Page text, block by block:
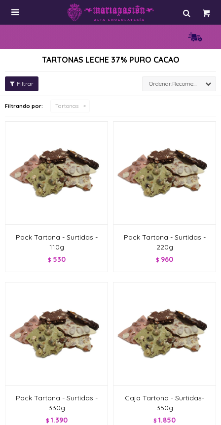

TARTONAS LECHE 37% PURO CACAO
Recomendados
Filtrando por: Tartonas
Pack Tartona - Surtidas -
110g
$ 530
Pack Tartona - Surtidas -
220g
$ 960
Pack Tartona - Surtidas -
330g
$ 1.390
Caja Tartona - Surtidas-
350g
$ 1.850